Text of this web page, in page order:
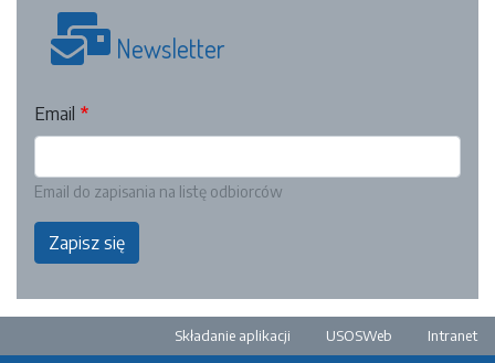
Newsletter
Email
Email do zapisania na listę odbiorców
Zapisz się
Pre-footer
Składanie aplikacji USOSWeb Intranet